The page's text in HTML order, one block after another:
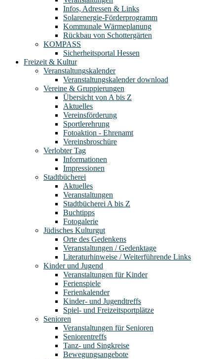
Infos, Adressen & Links
Solarenergie-Förderprogramm
Kommunale Wärmeplanung
Rückbau von Schottergärten
KOMPASS
Sicherheitsportal Hessen
Freizeit & Kultur
Veranstaltungskalender
Veranstaltungskalender download
Vereine & Gruppierungen
Übersicht von A bis Z
Aktuelles
Vereinsförderung
Sportlerehrung
Fotoaktion - Ehrenamt
Vereinsbroschüre
Verlobter Tag
Informationen
Impressionen
Stadtbücherei
Aktuelles
Veranstaltungen
Stadtbücherei A bis Z
Buchtipps
Fotogalerie
Jüdisches Kulturgut
Orte des Gedenkens
Veranstaltungen / Gedenktage
Literaturhinweise / Weiterführende Links
Kinder und Jugend
Veranstaltungen für Kinder
Ferienspiele
Ferienkalender
Kinder- und Jugendtreffs
Spiel- und Freizeitsportplätze
Senioren
Veranstaltungen für Senioren
Seniorentreffs
Tanz- und Singkreise
Bewegungsangebote